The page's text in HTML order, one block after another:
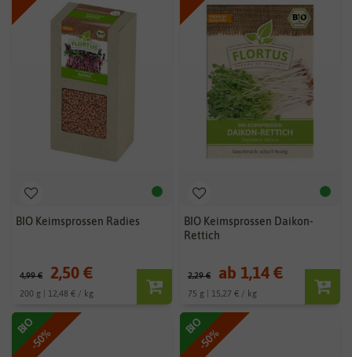
BIO Keimsprossen Radies
4,99 € 2,50 €
200 g | 12,48 € / kg
BIO Keimsprossen Daikon-
Rettich
2,29 € ab 1,14 €
75 g | 15,27 € / kg
-50%
BIO
-50%
BIO